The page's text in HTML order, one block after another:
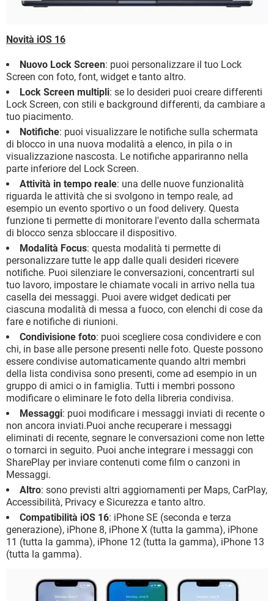
Novità iOS 16
Nuovo Lock Screen: puoi personalizzare il tuo Lock
Screen con foto, font, widget e tanto altro.
Lock Screen multipli: se lo desideri puoi creare differenti
Lock Screen, con stili e background differenti, da cambiare a
tuo piacimento.
Notifiche: puoi visualizzare le notifiche sulla schermata
di blocco in una nuova modalità a elenco, in pila o in
visualizzazione nascosta. Le notifiche appariranno nella
parte inferiore del Lock Screen.
Attività in tempo reale: una delle nuove funzionalità
riguarda le attività che si svolgono in tempo reale, ad
esempio un evento sportivo o un food delivery. Questa
funzione ti permette di monitorare l'evento dalla schermata
di blocco senza sbloccare il dispositivo.
Modalità Focus: questa modalità ti permette di
personalizzare tutte le app dalle quali desideri ricevere
notifiche. Puoi silenziare le conversazioni, concentrarti sul
tuo lavoro, impostare le chiamate vocali in arrivo nella tua
casella dei messaggi. Puoi avere widget dedicati per
ciascuna modalità di messa a fuoco, con elenchi di cose da
fare e notifiche di riunioni.
Condivisione foto: puoi scegliere cosa condividere e con
chi, in base alle persone presenti nelle foto. Queste possono
essere condivise automaticamente quando altri membri
della lista condivisa sono presenti, come ad esempio in un
gruppo di amici o in famiglia. Tutti i membri possono
modificare o eliminare le foto della libreria condivisa.
Messaggi: puoi modificare i messaggi inviati di recente o
non ancora inviati.Puoi anche recuperare i messaggi
eliminati di recente, segnare le conversazioni come non lette
o tornarci in seguito. Puoi anche integrare i messaggi con
SharePlay per inviare contenuti come film o canzoni in
Messaggi.
Altro: sono previsti altri aggiornamenti per Maps, CarPlay,
Accessibilità, Privacy e Sicurezza e tanto altro.
Compatibilità iOS 16: iPhone SE (seconda e terza
generazione), iPhone 8, iPhone X (tutta la gamma), iPhone
11 (tutta la gamma), iPhone 12 (tutta la gamma), iPhone 13
(tutta la gamma).